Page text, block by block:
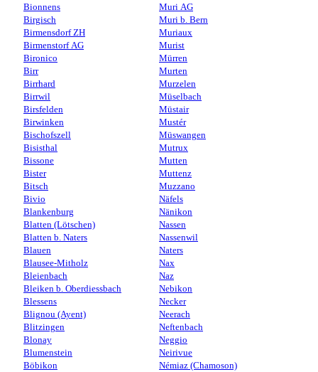
Bionnens
Birgisch
Birmensdorf ZH
Birmenstorf AG
Bironico
Birr
Birrhard
Birrwil
Birsfelden
Birwinken
Bischofszell
Bisisthal
Bissone
Bister
Bitsch
Bivio
Blankenburg
Blatten (Lötschen)
Blatten b. Naters
Blauen
Blausee-Mitholz
Bleienbach
Bleiken b. Oberdiessbach
Blessens
Blignou (Ayent)
Blitzingen
Blonay
Blumenstein
Böbikon
Muri AG
Muri b. Bern
Muriaux
Murist
Mürren
Murten
Murzelen
Müselbach
Müstair
Mustér
Müswangen
Mutrux
Mutten
Muttenz
Muzzano
Näfels
Nänikon
Nassen
Nassenwil
Naters
Nax
Naz
Nebikon
Necker
Neerach
Neftenbach
Neggio
Neirivue
Némiaz (Chamoson)